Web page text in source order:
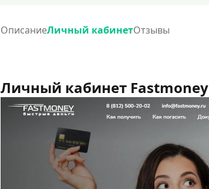
ОписаниеЛичный кабинетОтзывы
Личный кабинет Fastmoney